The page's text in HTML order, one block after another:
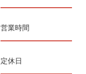
営業時間
定休日